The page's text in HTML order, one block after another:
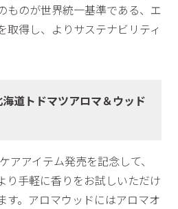
ものが世界統一基準である、エ
取得し、よりサステナビリティ
道トドマツアロマ＆ウッド
アアイテム発売を記念して、
り手軽に香りをお試しいただけ
す。アロマウッドにはアロマオ